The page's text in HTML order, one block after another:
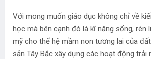
Với mong muốn giáo dục không chỉ về
học mà bên cạnh đó là kĩ năng sống, rèn
mỹ cho thế hệ mầm non tương lai của
sản Tây Bắc xây dựng các hoạt động trải